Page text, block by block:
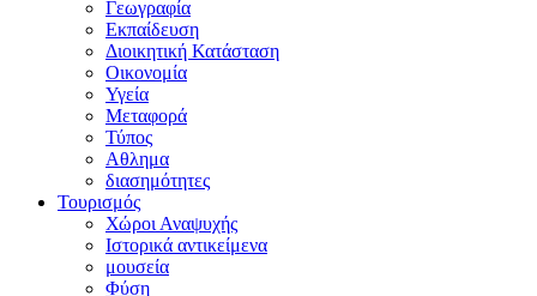
Γεωγραφία
Εκπαίδευση
Διοικητική Κατάσταση
Οικονομία
Υγεία
Μεταφορά
Τύπος
Αθλημα
διασημότητες
Τουρισμός
Χώροι Αναψυχής
Ιστορικά αντικείμενα
μουσεία
Φύση